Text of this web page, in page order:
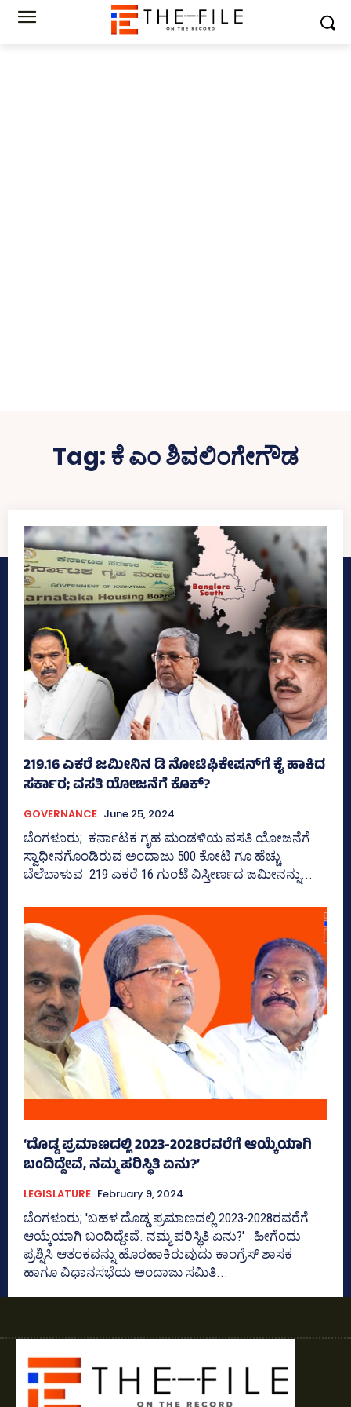
Tag:ಕೆ ಎಂ ಶಿವಲಿಂಗೇಗೌಡ
219.16 ಎಕರೆ ಜಮೀನಿನ ಡಿ ನೋಟಿಫಿಕೇಷನ್‌ಗೆ ಕೈ ಹಾಕಿದ
ಸರ್ಕಾರ; ವಸತಿ ಯೋಜನೆಗೆ ಕೊಕ್‌?
GOVERNANCE June 25, 2024
ಬೆಂಗಳೂರು; ಕರ್ನಾಟಕ ಗೃಹ ಮಂಡಳಿಯ ವಸತಿ ಯೋಜನೆಗೆ
ಸ್ವಾಧೀನಗೊಂಡಿರುವ ಅಂದಾಜು 500 ಕೋಟಿ ಗೂ ಹೆಚ್ಚು
ಬೆಲೆಬಾಳುವ 219 ಎಕರೆ 16 ಗುಂಟೆ ವಿಸ್ತೀರ್ಣದ ಜಮೀನನ್ನು...
‘ದೊಡ್ಡ ಪ್ರಮಾಣದಲ್ಲಿ 2023-2028ರವರೆಗೆ ಆಯ್ಕೆಯಾಗಿ
ಬಂದಿದ್ದೇವೆ, ನಮ್ಮ ಪರಿಸ್ಥಿತಿ ಏನು?’
LEGISLATURE February 9, 2024
ಬೆಂಗಳೂರು; 'ಬಹಳ ದೊಡ್ಡ ಪ್ರಮಾಣದಲ್ಲಿ 2023-2028ರವರೆಗೆ
ಆಯ್ಕೆಯಾಗಿ ಬಂದಿದ್ದೇವೆ. ನಮ್ಮ ಪರಿಸ್ಥಿತಿ ಏನು?' ಹೀಗೆಂದು
ಪ್ರಶ್ನಿಸಿ ಆತಂಕವನ್ನು ಹೊರಹಾಕಿರುವುದು ಕಾಂಗ್ರೆಸ್‌ ಶಾಸಕ
ಹಾಗೂ ವಿಧಾನಸಭೆಯ ಅಂದಾಜು ಸಮಿತಿ...